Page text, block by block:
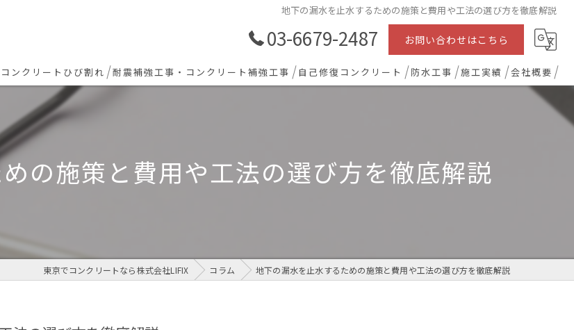
地下の漏水を止水するための施策と費用や工法の選び方を徹底解説
03-6679-2487 お問い合わせはこちら
せ補修
ベリング)
コンクリートひび割れ 耐震補強工事・コンクリート補強工事 自己修復コンクリート 防水工事 施工実績 会社概要
の施策と費用や工法の選び方を徹底解説
東京でコンクリートなら株式会社LIFIX コラム 地下の漏水を止水するための施策と費用や工法の選び方を徹底解説